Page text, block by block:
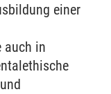
einer
auch in